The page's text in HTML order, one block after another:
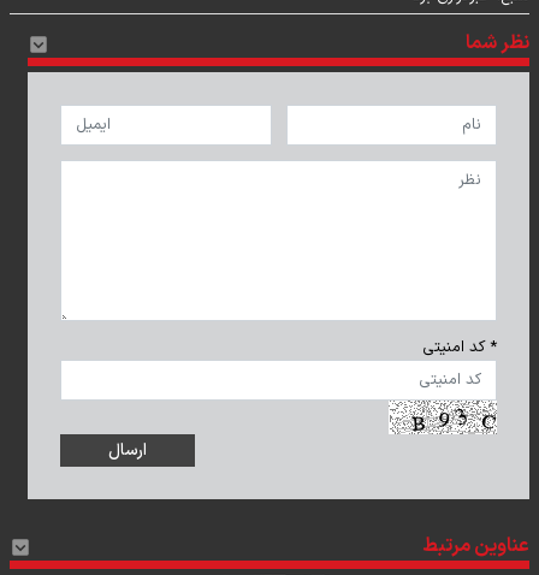
نظر شما
* کد امنیتی
عناوین مرتبط